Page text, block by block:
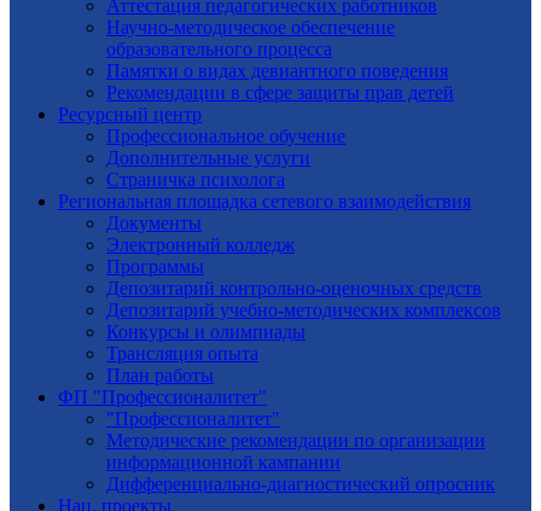
Аттестация педагогических работников
Научно-методическое обеспечение
образовательного процесса
Памятки о видах девиантного поведения
Рекомендации в сфере защиты прав детей
Ресурсный центр
Профессиональное обучение
Дополнительные услуги
Страничка психолога
Региональная площадка сетевого взаимодействия
Документы
Электронный колледж
Программы
Депозитарий контрольно-оценочных средств
Депозитарий учебно-методических комплексов
Конкурсы и олимпиады
Трансляция опыта
План работы
ФП "Профессионалитет"
"Профессионалитет"
Методические рекомендации по организации
информационной кампании
Дифференциально-диагностический опросник
Нац. проекты